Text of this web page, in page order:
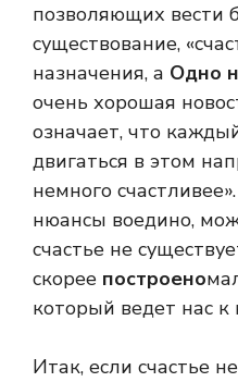
позволяющих вести
существование,
назначения, а Одно
очень хорошая
означает, что
двигаться в этом
немного
нюансы воедино,
счастье не
скорее построено
который ведет нас к
Итак, если счастье